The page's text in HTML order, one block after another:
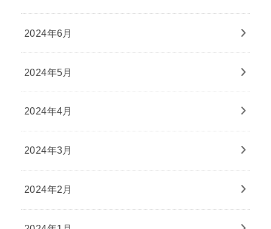
2024年6月
2024年5月
2024年4月
2024年3月
2024年2月